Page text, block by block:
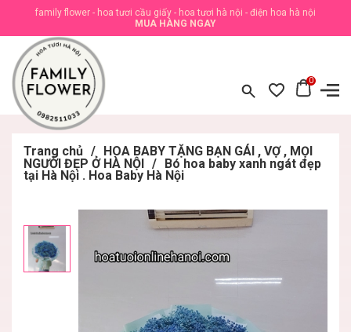
family flower - hoa tươi cầu giấy - hoa tươi hà nội - điện hoa hà nội
MUA HÀNG NGAY
0
Trang chủ / HOA BABY TẶNG BẠN GÁI , VỢ , MỌI
NGƯỜI ĐẸP Ở HÀ NỘI / Bó hoa baby xanh ngát đẹp
tại Hà Nội . Hoa Baby Hà Nội